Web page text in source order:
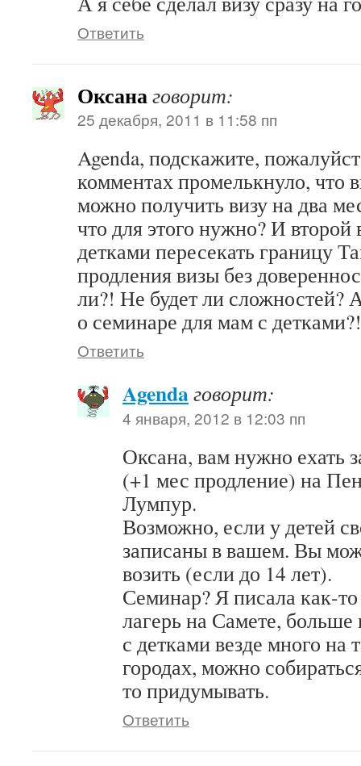
Ответить
Оксанаговорит:
25 декабря, 2011 в 11:58 пп
Agenda, подскажите,
комментах промелькнуло, что
можно получить визу на два
что для этого нужно? И
детками пересекать границу
продления визы без
ли?! Не будет ли
о семинаре для мам с
Ответить
Agendaговорит:
4 января, 2012 в 12:03 пп
Оксана, вам нужно ехать
(+1 мес продление) на
Лумпур.
Возможно, если у детей
записаны в вашем. Вы
возить (если до 14 лет).
Семинар? Я писала как-
лагерь на Самете,
с детками везде много на
городах, можно
то придумывать.
Ответить